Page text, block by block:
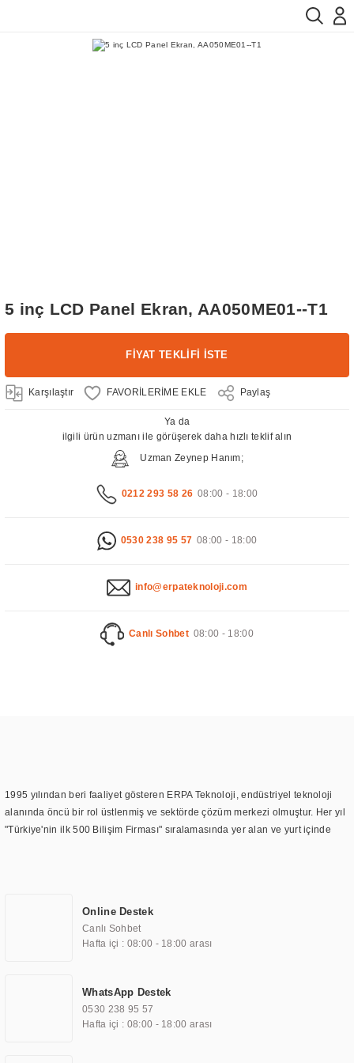
5 inç LCD Panel Ekran, AA050ME01--T1
FİYAT TEKLİFİ İSTE
Karşılaştır Paylaş
Ya da
ilgili ürün uzmanı ile görüşerek daha hızlı teklif alın
Uzman Zeynep Hanım;
0212 293 58 26 08:00 - 18:00
0530 238 95 57 08:00 - 18:00
info@erpateknoloji.com
Canlı Sohbet 08:00 - 18:00
1995 yılından beri faaliyet gösteren ERPA Teknoloji, endüstriyel teknoloji
alanında öncü bir rol üstlenmiş ve sektörde çözüm merkezi olmuştur. Her yıl
"Türkiye'nin ilk 500 Bilişim Firması" sıralamasında yer alan ve yurt içinde
TOCHI markası altında kendi ürettiği ürünlerde kullanmıştır. Günümüzde
TOCHI; videowall, digital signage, kiosk, totem, akıllı durak ekranı, araç içi
ekran, asansör ekranı, digital menüboard, marin ekran, medikal ekran,
ekranları, endüstriyel ekranlar, kapı önü bilgi ekranları, panel PC,
endüstriyel Panel PC, mini PC, endüstriyel mini PC ve akıllı bina sistemleri
gibi çözümleri 4.5" ile 110” boyutları arasında üretebilirken, ayrıca standart
Online Destek
Canlı Sohbet
Hafta içi : 08:00 - 18:00 arası
WhatsApp Destek
0530 238 95 57
Hafta içi : 08:00 - 18:00 arası